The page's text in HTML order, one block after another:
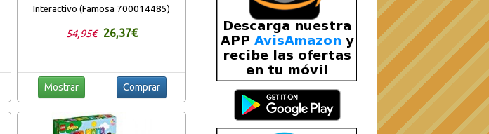
Interactivo (Famosa 700014485)
54,95€ 26,37€
Mostrar Comprar